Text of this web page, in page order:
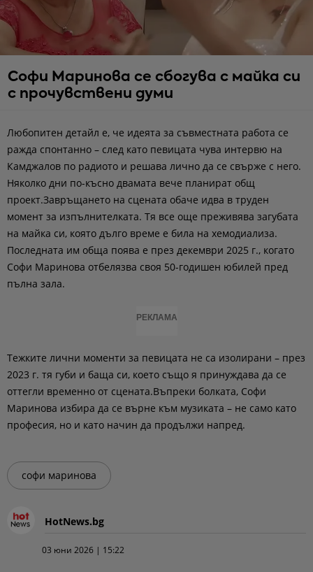
Софи Маринова се сбогува с майка си
с прочувствени думи
Любопитен детайл е, че идеята за съвместната работа се
ражда спонтанно – след като певицата чува интервю на
Камджалов по радиото и решава лично да се свърже с него.
Няколко дни по-късно двамата вече планират общ
проект.Завръщането на сцената обаче идва в труден
момент за изпълнителката. Тя все още преживява загубата
на майка си, която дълго време е била на хемодиализа.
Последната им обща поява е през декември 2025 г., когато
Софи Маринова отбелязва своя 50-годишен юбилей пред
пълна зала.
РЕКЛАМА
Тежките лични моменти за певицата не са изолирани – през
2023 г. тя губи и баща си, което също я принуждава да се
оттегли временно от сцената.Въпреки болката, Софи
Маринова избира да се върне към музиката – не само като
професия, но и като начин да продължи напред.
софи маринова
HotNews.bg
03 юни 2026 | 15:22